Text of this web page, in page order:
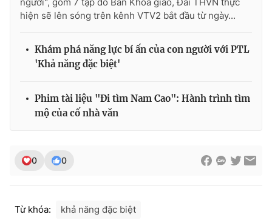
Ðiện thoại Thời báo VTV: 024.66 897 897
Email:
toasoan@vtv.vn
® Cấm sao chép dưới mọi hình thức nếu không có sự chấp
hiện sẽ lên sóng trên kênh VTV2 bắt đầu từ ngày...
Khám phá năng lực bí ấn của con người với PTL
'Khả năng đặc biệt'
Phim tài liệu "Đi tìm Nam Cao": Hành trình tìm
mộ của cố nhà văn
0 0
Từ khóa: khả năng đặc biệt